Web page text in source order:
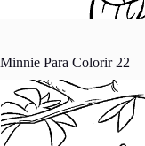
Minnie Para Colorir 22